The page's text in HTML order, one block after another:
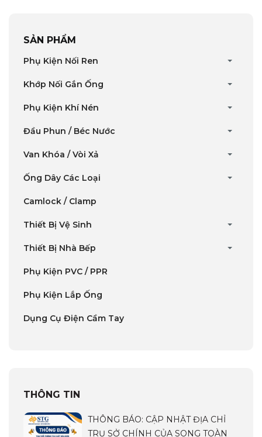
SẢN PHẨM
Phụ Kiện Nối Ren
Khớp Nối Gắn Ống
Phụ Kiện Khí Nén
Đầu Phun / Béc Nước
Van Khóa / Vòi Xả
Ống Dây Các Loại
Camlock / Clamp
Thiết Bị Vệ Sinh
Thiết Bị Nhà Bếp
Phụ Kiện PVC / PPR
Phụ Kiện Lắp Ống
Dụng Cụ Điện Cầm Tay
THÔNG TIN
THÔNG BÁO: CẬP NHẬT ĐỊA CHỈ
TRỤ SỞ CHÍNH CỦA SONG TOÀN